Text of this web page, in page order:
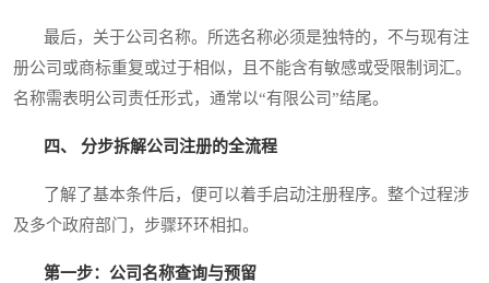
最后，关于公司名称。所选名称必须是独特的，不与现有注
册公司或商标重复或过于相似，且不能含有敏感或受限制词汇。
名称需表明公司责任形式，通常以“有限公司”结尾。
四、 分步拆解公司注册的全流程
了解了基本条件后，便可以着手启动注册程序。整个过程涉
及多个政府部门，步骤环环相扣。
第一步：公司名称查询与预留